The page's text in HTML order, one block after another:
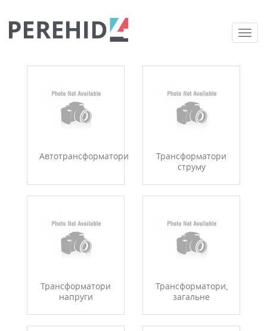
Автотрансформатори
Трансформатори
струму
Трансформатори
напруги
Трансформатори,
загальне